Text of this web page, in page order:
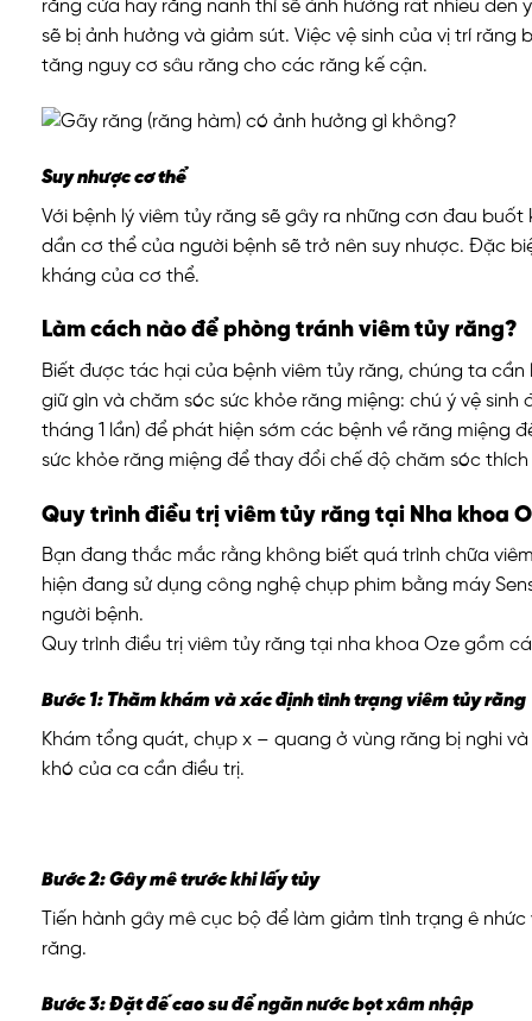
răng cửa hay răng nanh thì sẽ ảnh hưởng rất nhiều
sẽ bị ảnh hưởng và giảm sút. Việc vệ sinh của vị trí
tăng nguy cơ sâu răng cho các răng kế cận.
Suy nhược cơ thể
Với bệnh lý viêm tủy răng sẽ gây ra những cơn đau
dần cơ thể của người bệnh sẽ trở nên suy nhược. Đặc
kháng của cơ thể.
Làm cách nào để phòng tránh viêm tủy răng?
Biết được tác hại của bệnh viêm tủy răng, chúng ta
giữ gìn và chăm sóc sức khỏe răng miệng: chú ý vệ
tháng 1 lần) để phát hiện sớm các bệnh về răng miệng
sức khỏe răng miệng để thay đổi chế độ chăm sóc thích
Quy trình điều trị viêm tủy răng tại Nha khoa
Bạn đang thắc mắc rằng không biết quá trình chữa
hiện đang sử dụng công nghệ chụp phim bằng máy
người bệnh.
Quy trình điều trị viêm tủy răng tại nha khoa Oze gồm
Bước 1: Thăm khám và xác định tình trạng viêm tủy răng
Khám tổng quát, chụp x – quang ở vùng răng bị nghi
khó của ca cần điều trị.
Bước 2: Gây mê trước khi lấy tủy
Tiến hành gây mê cục bộ để làm giảm tình trạng ê
răng.
Bước 3: Đặt đế cao su để ngăn nước bọt xâm nhập